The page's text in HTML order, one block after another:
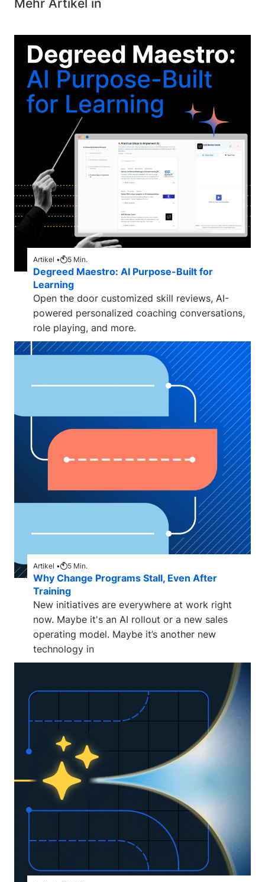
Mehr Artikel in
Artikel • 5 Min.
Degreed Maestro: AI Purpose-Built for
Learning
Open the door customized skill reviews, AI-
powered personalized coaching conversations,
role playing, and more.
Artikel • 5 Min.
Why Change Programs Stall, Even After
Training
New initiatives are everywhere at work right
now. Maybe it's an AI rollout or a new sales
operating model. Maybe it’s another new
technology in